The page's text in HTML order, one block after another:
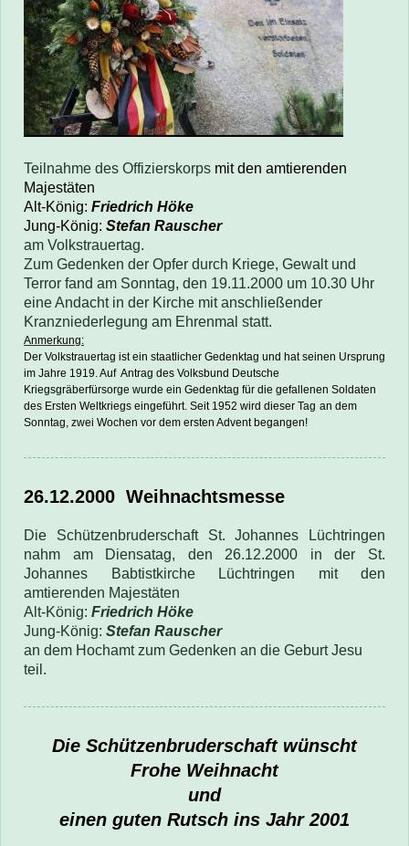
Teilnahme des Offizierskorps mit den amtierenden
Majestäten
Alt-König: Friedrich Höke
Jung-König: Stefan Rauscher
am Volkstrauertag.
Zum Gedenken der Opfer durch Kriege, Gewalt und
Terror fand am Sonntag, den 19.11.2000 um 10.30 Uhr
eine Andacht in der Kirche mit anschließender
Kranzniederlegung am Ehrenmal statt.
Anmerkung:
Der Volkstrauertag ist ein staatlicher Gedenktag und hat seinen Ursprung
im Jahre 1919. Auf Antrag des Volksbund Deutsche
Kriegsgräberfürsorge wurde ein Gedenktag für die gefallenen Soldaten
des Ersten Weltkriegs eingeführt. Seit 1952 wird dieser Tag an dem
Sonntag, zwei Wochen vor dem ersten Advent begangen!
26.12.2000 Weihnachtsmesse
Die Schützenbruderschaft St. Johannes Lüchtringen
nahm am Diensatag, den 26.12.2000
in der St.
Johannes Babtistkirche Lüchtringen mit den
amtierenden Majestäten
Alt-König: Friedrich Höke
Jung-König: Stefan Rauscher
an dem Hochamt zum Gedenken an die Geburt Jesu
teil .
Die Schützenbruderschaft wünscht
Frohe Weihnacht
und
einen guten Rutsch ins Jahr 2001